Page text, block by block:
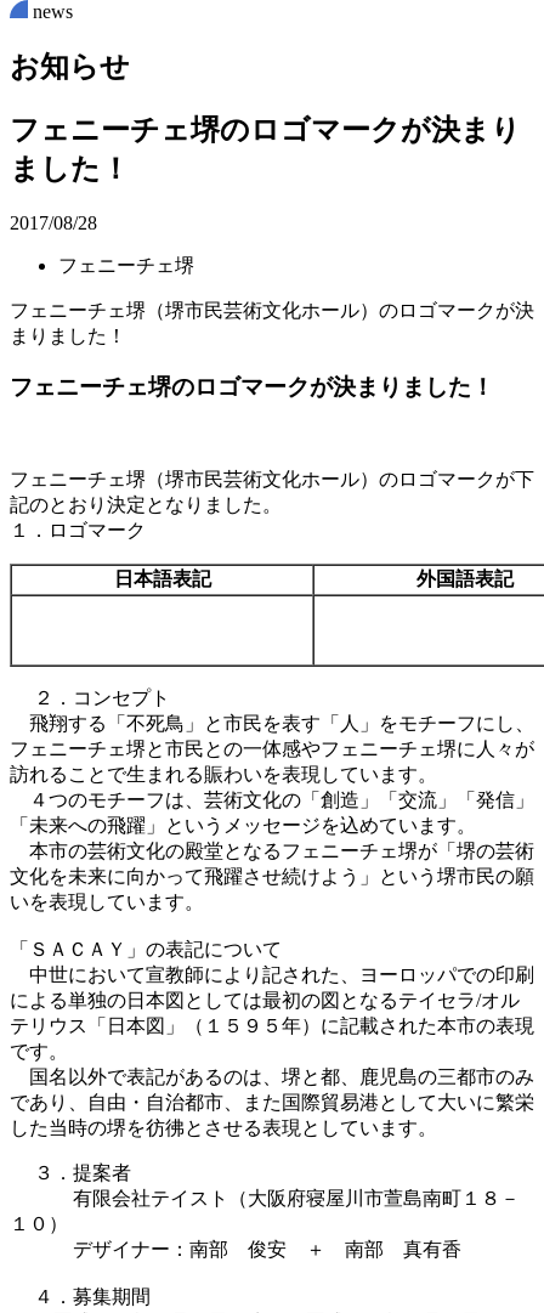
news
お知らせ
フェニーチェ堺のロゴマークが決まり
ました！
2017/08/28
フェニーチェ堺
フェニーチェ堺（堺市民芸術文化ホール）のロゴマークが決
まりました！
フェニーチェ堺のロゴマークが決まりました！
フェニーチェ堺（堺市民芸術文化ホール）のロゴマークが下
記のとおり決定となりました。
１．ロゴマーク
日本語表記 外国語表記
２．コンセプト
飛翔する「不死鳥」と市民を表す「人」をモチーフにし、
フェニーチェ堺と市民との一体感やフェニーチェ堺に人々が
訪れることで生まれる賑わいを表現しています。
４つのモチーフは、芸術文化の「創造」「交流」「発信」
「未来への飛躍」というメッセージを込めています。
本市の芸術文化の殿堂となるフェニーチェ堺が「堺の芸術
文化を未来に向かって飛躍させ続けよう」という堺市民の願
いを表現しています。
「ＳＡＣＡＹ」の表記について
中世において宣教師により記された、ヨーロッパでの印刷
による単独の日本図としては最初の図となるテイセラ/オル
テリウス「日本図」（１５９５年）に記載された本市の表現
です。
国名以外で表記があるのは、堺と都、鹿児島の三都市のみ
であり、自由・自治都市、また国際貿易港として大いに繁栄
した当時の堺を彷彿とさせる表現としています。
３．提案者
有限会社テイスト（大阪府寝屋川市萱島南町１８－
１０）
デザイナー：南部 俊安 ＋ 南部 真有香
４．募集期間